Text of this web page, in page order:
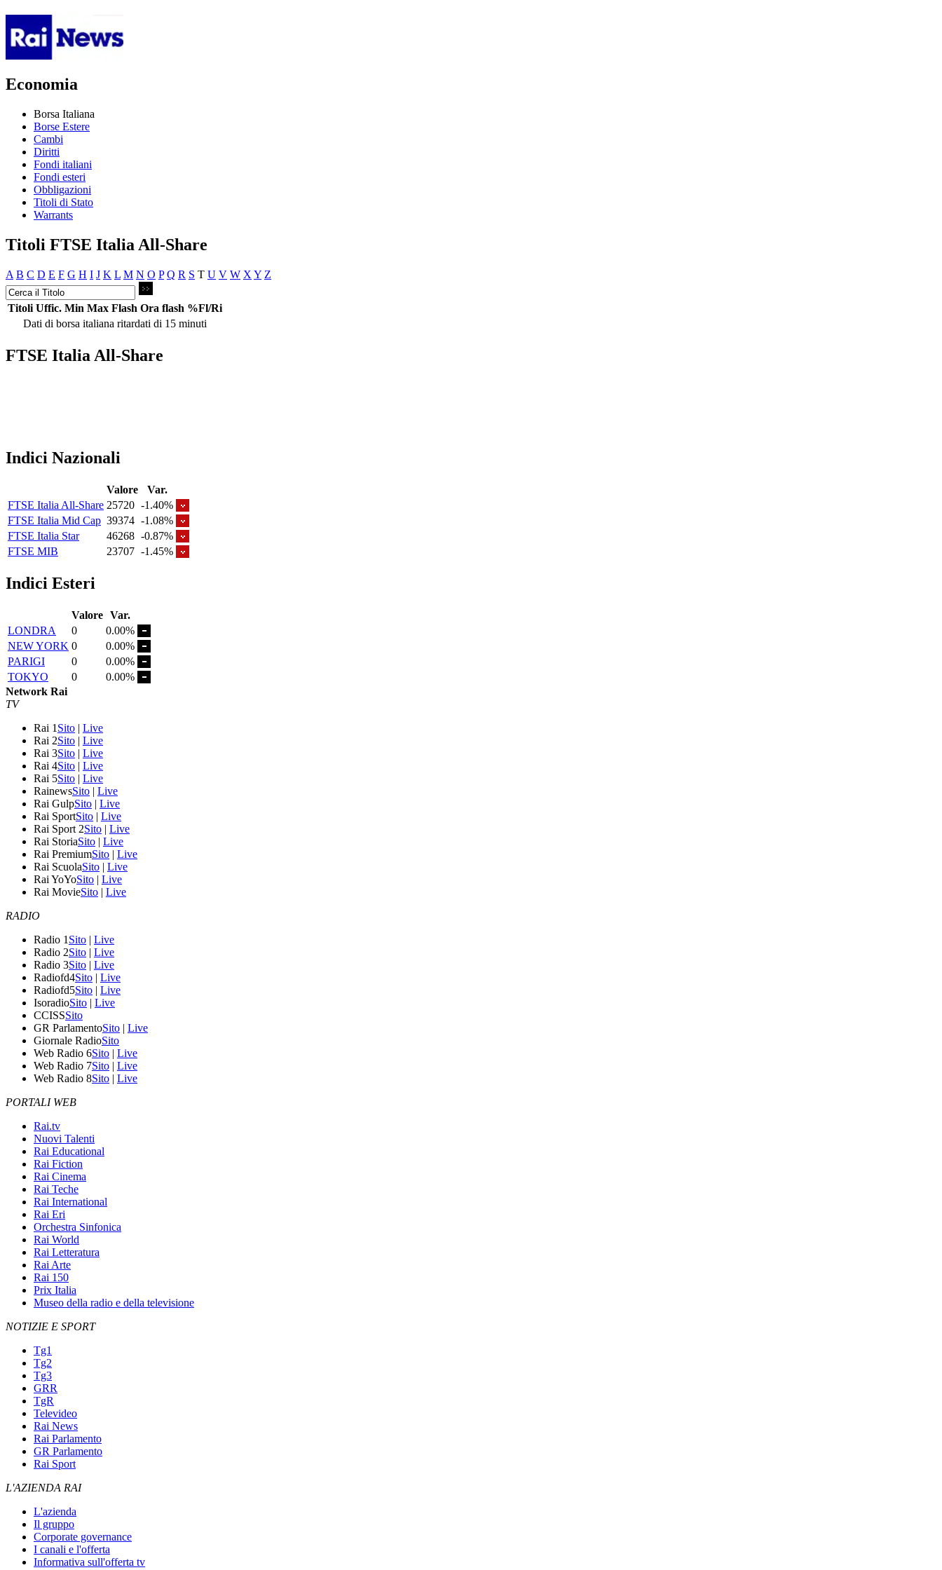
Economia
Borsa Italiana
Borse Estere
Cambi
Diritti
Fondi italiani
Fondi esteri
Obbligazioni
Titoli di Stato
Warrants
Titoli FTSE Italia All-Share
A B C D E F G H I J K L M N O P Q R S T U V W X Y Z
Titoli Uffic. Min Max Flash Ora flash %Fl/Ri
Dati di borsa italiana ritardati di 15 minuti
FTSE Italia All-Share
Indici Nazionali
Valore
Var.
FTSE Italia All-Share 25720 -1.40%
FTSE Italia Mid Cap 39374 -1.08%
FTSE Italia Star
46268 -0.87%
FTSE MIB
23707 -1.45%
Indici Esteri
Valore Var.
LONDRA
0
0.00%
NEW YORK 0
0.00%
PARIGI
0
0.00%
TOKYO
0
0.00%
Network Rai
TV
Rai 1 Sito | Live
Rai 2Sito | Live
Rai 3Sito | Live
Rai 4Sito | Live
Rai 5Sito | Live
RainewsSito | Live
Rai GulpSito | Live
Rai SportSito | Live
Rai Sport 2Sito | Live
Rai StoriaSito | Live
Rai PremiumSito | Live
Rai ScuolaSito | Live
Rai YoYoSito | Live
Rai MovieSito | Live
RADIO
Radio 1 Sito | Live
Radio 2Sito | Live
Radio 3Sito | Live
Radiofd4Sito | Live
Radiofd5Sito | Live
IsoradioSito | Live
CCISSSito
GR ParlamentoSito | Live
Giornale RadioSito
Web Radio 6Sito | Live
Web Radio 7Sito | Live
Web Radio 8Sito | Live
PORTALI WEB
Rai.tv
Nuovi Talenti
Rai Educational
Rai Fiction
Rai Cinema
Rai Teche
Rai International
Rai Eri
Orchestra Sinfonica
Rai World
Rai Letteratura
Rai Arte
Rai 150
Prix Italia
Museo della radio e della televisione
NOTIZIE E SPORT
Tg1
Tg2
Tg3
GRR
TgR
Televideo
Rai News
Rai Parlamento
GR Parlamento
Rai Sport
L'AZIENDA RAI
L'azienda
Il gruppo
Corporate governance
I canali e l'offerta
Informativa sull'offerta tv